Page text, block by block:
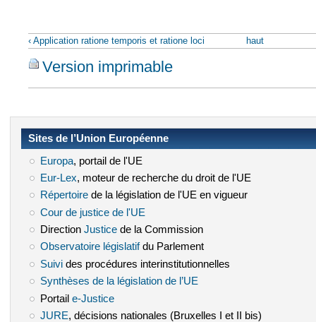
‹ Application ratione temporis et ratione loci haut
Version imprimable
Sites de l’Union Européenne
Europa(le lien est externe)
, portail de l'UE
Eur-Lex(le lien est externe)
, moteur de recherche du droit de l'UE
Répertoire(le lien est externe)
de la législation de l'UE en vigueur
Cour de justice de l'UE
Direction Justice(le lien est externe)
de la Commission
Observatoire législatif(le lien est externe)
du Parlement
Suivi(le lien est externe)
des procédures interinstitutionnelles
Synthèses de la législation de l’UE
Portail e-Justice(le lien est externe)
JURE (le lien est externe)
, décisions nationales (Bruxelles I et II bis)